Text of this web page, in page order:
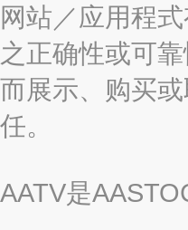
网站／应用程
之正确性或可
而展示、购买
任。
AATV是